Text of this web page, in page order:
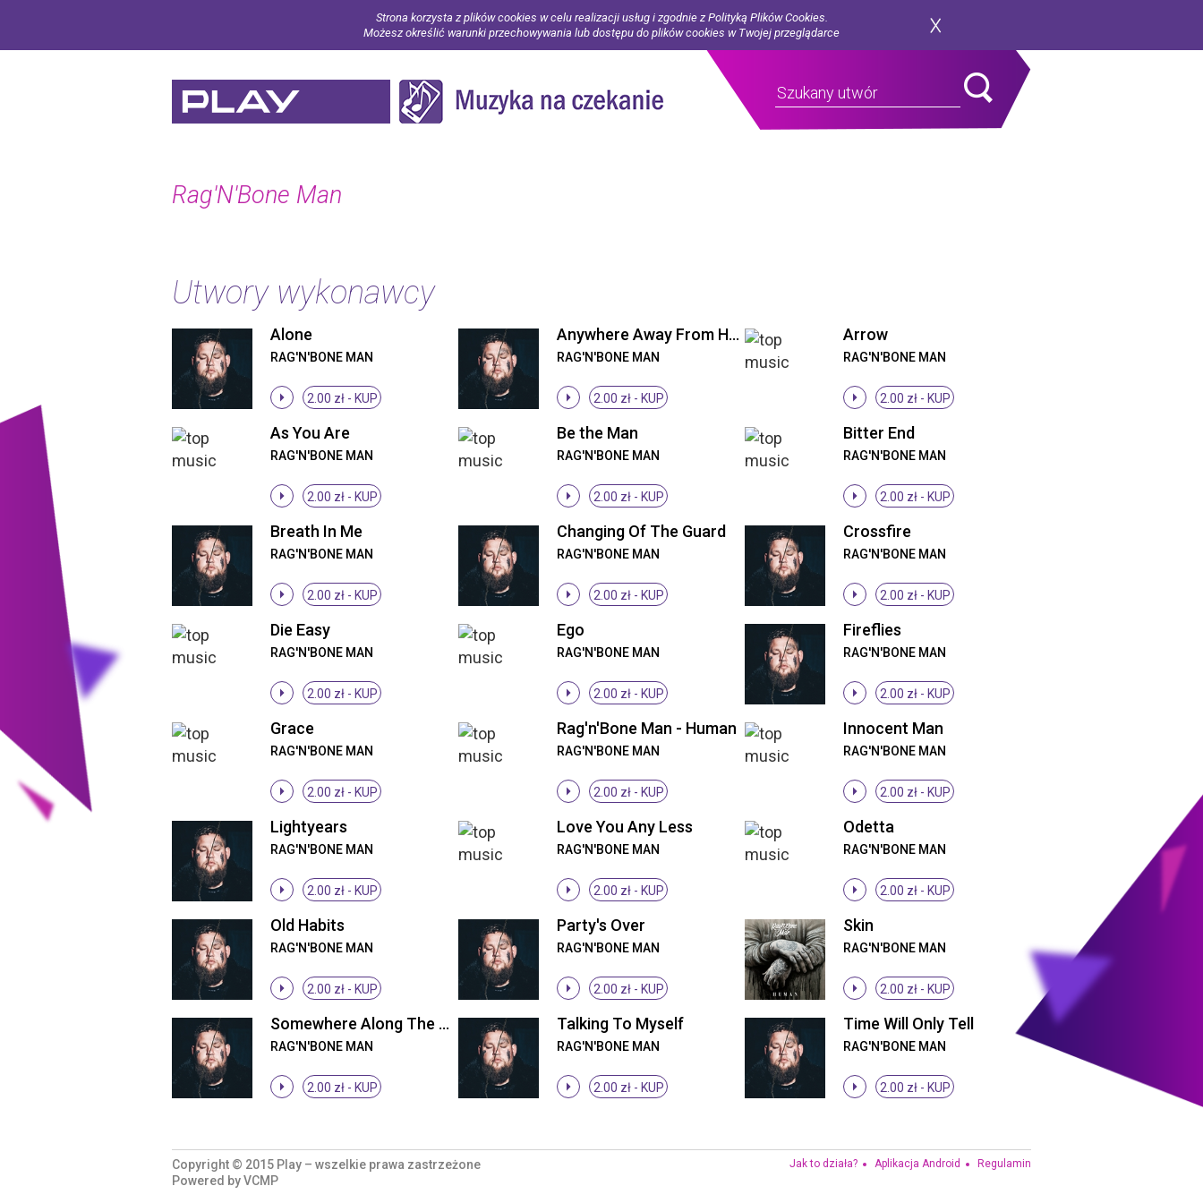
Strona korzysta z plików cookies w celu realizacji usług i zgodnie z Polityką Plików Cookies.
Możesz określić warunki przechowywania lub dostępu do plików cookies w Twojej przeglądarce
Rag'N'Bone Man
Utwory wykonawcy
Alone
RAG'N'BONE MAN
2.00 zł - KUP
Anywhere Away From Here
RAG'N'BONE MAN
2.00 zł - KUP
Arrow
RAG'N'BONE MAN
2.00 zł - KUP
As You Are
RAG'N'BONE MAN
2.00 zł - KUP
Be the Man
RAG'N'BONE MAN
2.00 zł - KUP
Bitter End
RAG'N'BONE MAN
2.00 zł - KUP
Breath In Me
RAG'N'BONE MAN
2.00 zł - KUP
Changing Of The Guard
RAG'N'BONE MAN
2.00 zł - KUP
Crossfire
RAG'N'BONE MAN
2.00 zł - KUP
Die Easy
RAG'N'BONE MAN
2.00 zł - KUP
Ego
RAG'N'BONE MAN
2.00 zł - KUP
Fireflies
RAG'N'BONE MAN
2.00 zł - KUP
Grace
RAG'N'BONE MAN
2.00 zł - KUP
Rag'n'Bone Man - Human
RAG'N'BONE MAN
2.00 zł - KUP
Innocent Man
RAG'N'BONE MAN
2.00 zł - KUP
Lightyears
RAG'N'BONE MAN
2.00 zł - KUP
Love You Any Less
RAG'N'BONE MAN
2.00 zł - KUP
Odetta
RAG'N'BONE MAN
2.00 zł - KUP
Old Habits
RAG'N'BONE MAN
2.00 zł - KUP
Party's Over
RAG'N'BONE MAN
2.00 zł - KUP
Skin
RAG'N'BONE MAN
2.00 zł - KUP
Somewhere Along The Way
RAG'N'BONE MAN
2.00 zł - KUP
Talking To Myself
RAG'N'BONE MAN
2.00 zł - KUP
Time Will Only Tell
RAG'N'BONE MAN
2.00 zł - KUP
Copyright © 2015 Play – wszelkie prawa zastrzeżone
Powered byVCMP
Jak to działa? Aplikacja Android Regulamin